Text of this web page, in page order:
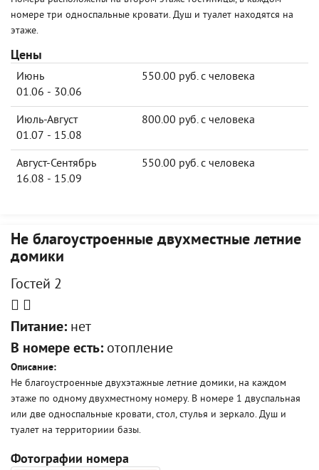
номере три односпальные кровати. Душ и туалет находятся на
этаже.
Цены
Июнь
01.06 - 30.06
550.00 руб. с человека
Июль-Август
01.07 - 15.08
800.00 руб. с человека
Август-Сентябрь
16.08 - 15.09
550.00 руб. с человека
Не благоустроенные двухместные летние
домики
Гостей 2
Питание: нет
В номере есть: отопление
Описание:
Не благоустроенные двухэтажные летние домики, на каждом
этаже по одному двухместному номеру. В номере 1 двуспальная
или две односпальные кровати, стол, стулья и зеркало. Душ и
туалет на территориии базы.
Фотографии номера